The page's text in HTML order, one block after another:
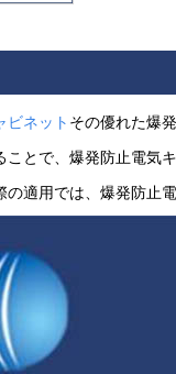
ビネット その優れた爆
ことで、爆発防止電気
適用では、爆発防止